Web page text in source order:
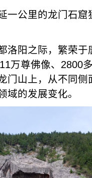
一公里的龙门石
洛阳之际，繁荣
万尊佛像、2800
门山上，从不同侧
域的发展变化。